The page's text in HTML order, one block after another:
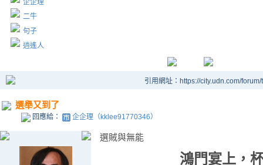
企企理
二牛
句子
逍遙人
引用網址：https://city.udn.com/
選舉又到了
回應給： 企企理（kklee91770346）
選賊與無能
鴻門宴上，